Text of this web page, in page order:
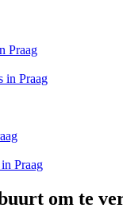
Praag
in Praag
Praag
om te